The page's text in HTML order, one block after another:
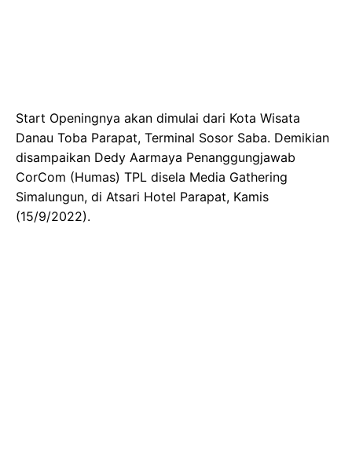
Start Openingnya akan dimulai dari Kota Wisata
Danau Toba Parapat, Terminal Sosor Saba. Demikian
disampaikan Dedy Aarmaya Penanggungjawab
CorCom (Humas) TPL disela Media Gathering
Simalungun, di Atsari Hotel Parapat, Kamis
(15/9/2022).